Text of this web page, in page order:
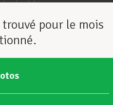
pour le mois